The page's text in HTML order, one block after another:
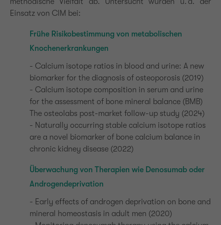
Einsatz von CIM bei:
Frühe Risikobestimmung von metabolischen
Knochenerkrankungen
- Calcium isotope ratios in blood and urine: A new
biomarker for the diagnosis of osteoporosis (2019)
- Calcium isotope composition in serum and urine
for the assessment of bone mineral balance (BMB)
The osteolabs post-market follow-up study (2024)
- Naturally occurring stable calcium isotope ratios
are a novel biomarker of bone calcium balance in
chronic kidney disease (2022)
Überwachung von Therapien wie Denosumab oder
Androgendeprivation
- Early effects of androgen deprivation on bone and
mineral homeostasis in adult men (2020)